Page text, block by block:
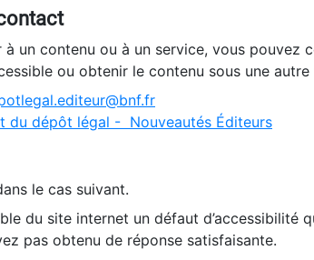
à un contenu ou à un service, vous
ou obtenir le contenu sous une autre
du dépôt légal - Nouveautés Éditeurs
le cas suivant.
du site internet un défaut d’accessibilité
pas obtenu de réponse satisfaisante.